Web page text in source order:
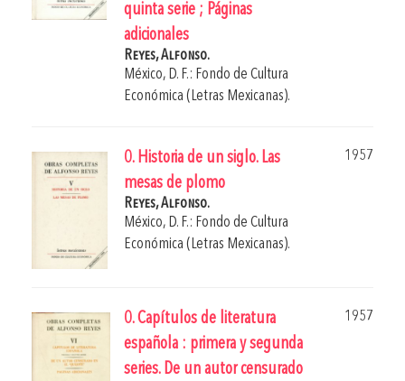
quinta serie ; Páginas
adicionales
Reyes, Alfonso.
México, D. F.: Fondo de Cultura
Económica (Letras Mexicanas).
0. Historia de un siglo. Las
mesas de plomo
1957
Reyes, Alfonso.
México, D. F.: Fondo de Cultura
Económica (Letras Mexicanas).
0. Capítulos de literatura
española : primera y segunda
series. De un autor censurado
1957